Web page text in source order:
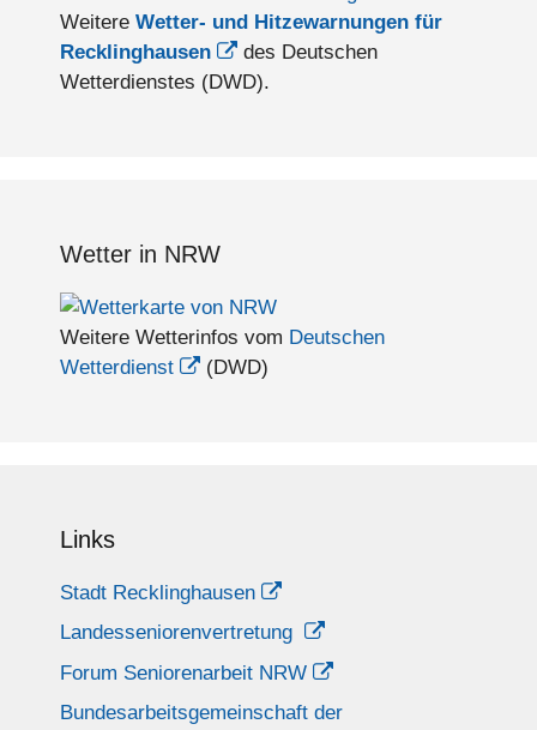
Weitere Wetter- und Hitzewarnungen für
Recklinghausen
des Deutschen
Wetterdienstes (DWD).
Wetter in NRW
Weitere Wetterinfos vom Deutschen
Wetterdienst
(DWD)
Links
Stadt Recklinghausen
Landesseniorenvertretung
Forum Seniorenarbeit NRW
Bundesarbeitsgemeinschaft der